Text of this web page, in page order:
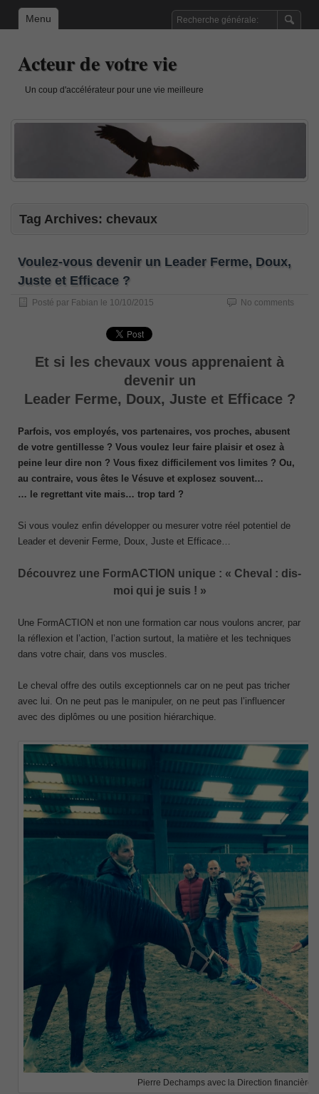
Menu
Acteur de votre vie
Un coup d'accélérateur pour une vie meilleure
Tag Archives: chevaux
Voulez-vous devenir un Leader Ferme, Doux,
Juste et Efficace ?
Posté par Fabian le 10/10/2015 No comments
Et si les chevaux vous apprenaient à
devenir un
Leader Ferme, Doux, Juste et Efficace ?
Parfois, vos employés, vos partenaires, vos proches, abusent
de votre gentillesse ? Vous voulez leur faire plaisir et osez à
peine leur dire non ? Vous fixez difficilement vos limites ? Ou,
au contraire, vous êtes le Vésuve et explosez souvent…
… le regrettant vite mais… trop tard ?
Si vous voulez enfin développer ou mesurer votre réel potentiel de
Leader et devenir Ferme, Doux, Juste et Efficace…
Découvrez une FormACTION unique : « Cheval : dis-
moi qui je suis ! »
Une FormACTION et non une formation car nous voulons ancrer, par
la réflexion et l’action, l’action surtout, la matière et les techniques
dans votre chair, dans vos muscles.
Le cheval offre des outils exceptionnels car on ne peut pas tricher
avec lui. On ne peut pas le manipuler, on ne peut pas l’influencer
avec des diplômes ou une position hiérarchique.
Pierre Dechamps avec la Direction financière